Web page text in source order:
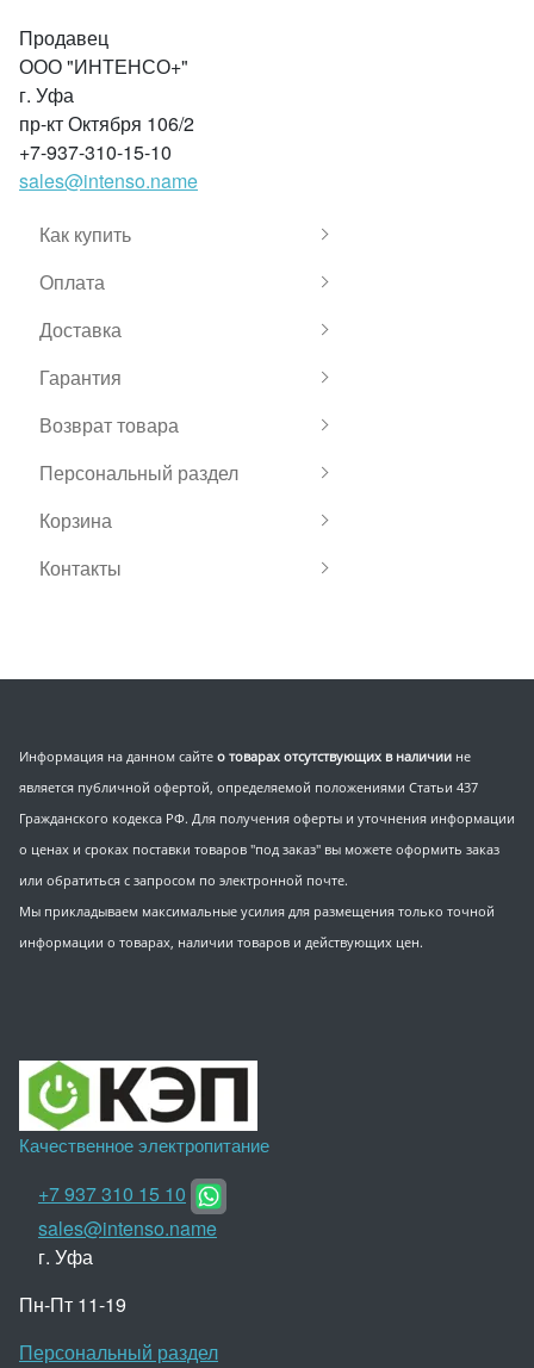
Продавец
ООО "ИНТЕНСО+"
г. Уфа
пр-кт Октября 106/2
+7-937-310-15-10
sales@intenso.name
Как купить
Оплата
Доставка
Гарантия
Возврат товара
Персональный раздел
Корзина
Контакты
Информация на данном сайте о товарах отсутствующих в наличии не
является публичной офертой, определяемой положениями Статьи 437
Гражданского кодекса РФ. Для получения оферты и уточнения информации
о ценах и сроках поставки товаров "под заказ" вы можете оформить заказ
или обратиться с запросом по электронной почте.
Мы прикладываем максимальные усилия для размещения только точной
информации о товарах, наличии товаров и действующих цен.
Качественное электропитание
+7 937 310 15 10
sales@intenso.name
г. Уфа
Пн-Пт 11-19
Персональный раздел